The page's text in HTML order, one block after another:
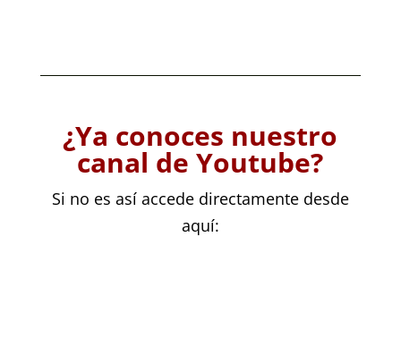
¿Ya conoces nuestro
canal de Youtube?
Si no es así accede directamente desde
aquí: